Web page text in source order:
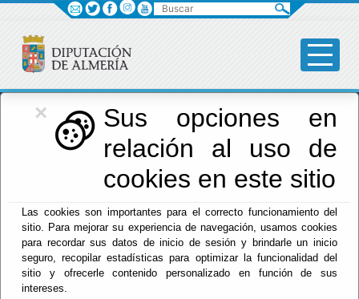
×
Sus opciones en
relación al uso de
cookies en este sitio
Las cookies son importantes para el correcto funcionamiento del
sitio. Para mejorar su experiencia de navegación, usamos cookies
para recordar sus datos de inicio de sesión y brindarle un inicio
seguro, recopilar estadísticas para optimizar la funcionalidad del
sitio y ofrecerle contenido personalizado en función de sus
intereses.
Diputación
Menú Diputación
Historia
Buscar